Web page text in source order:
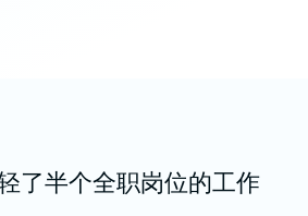
了半个全职岗位的工作